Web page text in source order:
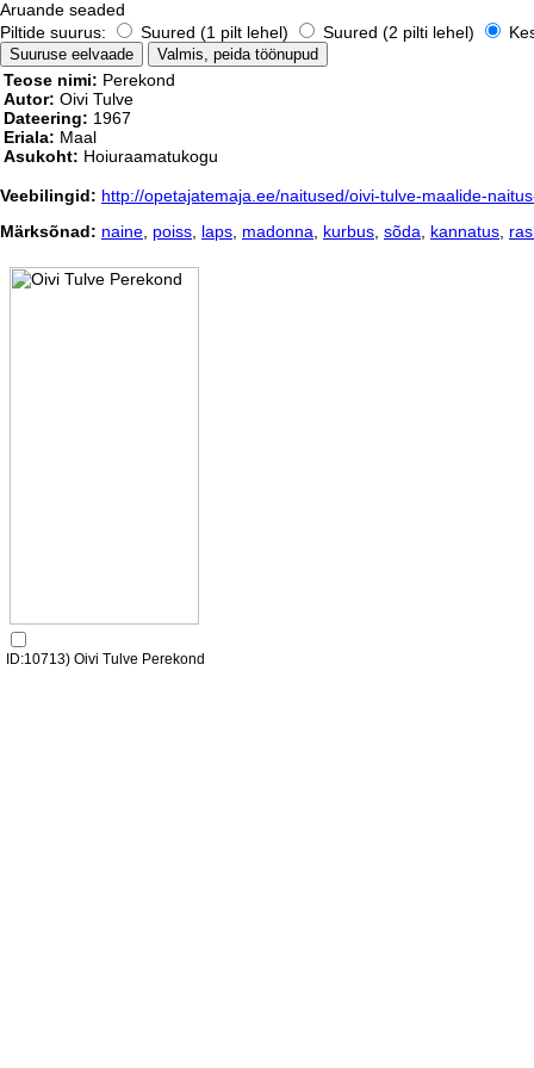
Aruande seaded
Piltide suurus:
Suured (1 pilt lehel) Suured (2 pilti lehel)
Teose nimi: Perekond
Autor: Oivi Tulve
Dateering: 1967
Eriala: Maal
Asukoht: Hoiuraamatukogu
Veebilingid: http://opetajatemaja.ee/naitused/oivi-tulve-maalide-
Märksõnad: naine poiss laps madonna kurbus sõda kannatus
ID:10713) Oivi Tulve Perekond